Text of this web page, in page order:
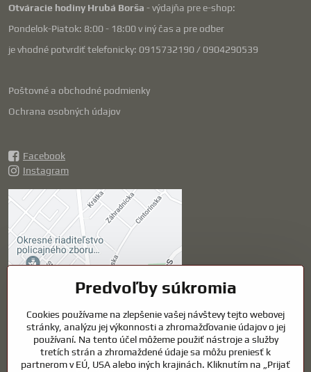
Otváracie hodiny Hrubá Borša - výdajňa pre e-shop:
Pondelok-Piatok: 8:00 - 18:00 v iný čas a pre odber
je vhodné potvrdiť telefonicky: 0915732190 / 0904290539
Poštovné a obchodné podmienky
Ochrana osobných údajov
Facebook
Instagram
Externý obsah je
blokovaný Voľbami
súkromia
Prajete si načítať externý obsah?
Povoliť tentokrát
Povoliť a zapamätať -
súhlas s druhom cookie:
Funkčné
Predvoľby súkromia
Cookies používame na zlepšenie vašej návštevy tejto webovej
stránky, analýzu jej výkonnosti a zhromažďovanie údajov o jej
používaní. Na tento účel môžeme použiť nástroje a služby
tretích strán a zhromaždené údaje sa môžu preniesť k
partnerom v EÚ, USA alebo iných krajinách. Kliknutím na „Prijať